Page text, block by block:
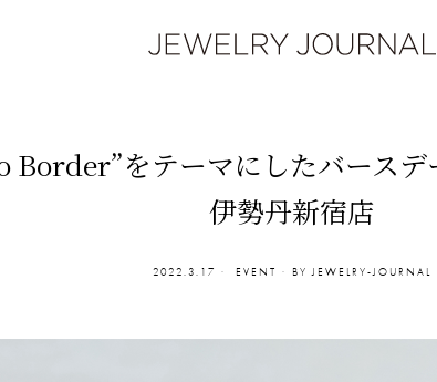
Border”をテーマにしたバース
伊勢丹新宿店
2022.3.17 EVENT BY JEWELRY-JOURNAL